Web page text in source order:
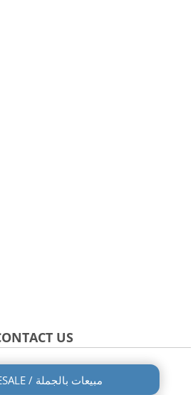
US
WHOLESALE / مبيعات بالجملة